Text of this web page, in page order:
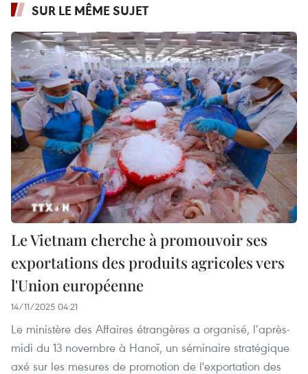
SUR LE MÊME SUJET
Le Vietnam cherche à promouvoir ses
exportations des produits agricoles vers
l'Union européenne
14/11/2025 04:21
Le ministère des Affaires étrangères a organisé, l’après-
midi du 13 novembre à Hanoï, un séminaire stratégique
axé sur les mesures de promotion de l'exportation des